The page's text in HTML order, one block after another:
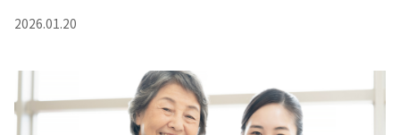
2026.01.20